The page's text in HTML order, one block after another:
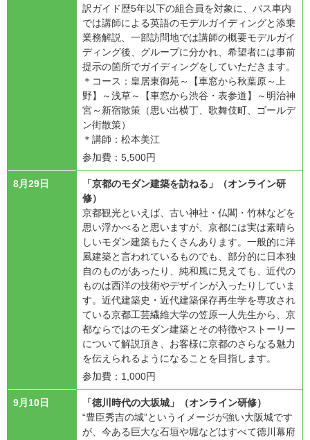
訳ガイド歴5年以下の組合員を対象に、バス車内
では講師による英語のモデルガイディングと添乗
業務解説、一部訪問地では講師の概要モデルガイ
ディング後、グループに分かれ、希望者には事前
提示の箇所でガイディングをしていただきます。
＊コース：皇居東御苑～【車窓から秋葉原～上
野】～浅草～【車窓から渋谷・表参道】～明治神
宮～新宿散策（思い出横丁、歌舞伎町、ゴールデ
ン街散策）
＊講師：松本美江
参加費：5,500円
8月29日
「京都のモダン建築を訪ねる」（オンライン研
修）
京都観光といえば、古い神社・仏閣・竹林などを
思い浮かべると思いますが、京都には実は素晴ら
しいモダン建築もたくさんあります。一般的に洋
風建築と言われているものでも、部分的に日本独
自のものがあったり、純和風に見えても、近代の
ものは西洋の技術やデザインが入ったりしていま
す。近代建築史・近代建築保存再生学を専攻され
ている京都工芸繊維大学の笠原一人先生から、京
都ならではのモダン建築とその特徴やストーリー
について解説頂き、お客様に京都のさらなる魅力
を伝えられるようになることを目指します。
参加費：1,000円
9月10日
「徳川時代の大坂城」（オンライン研修）
“豊臣秀吉の城”というイメージが強い大阪城です
が、今ある巨大な石垣や堀などはすべて徳川幕府